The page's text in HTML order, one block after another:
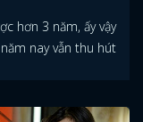
hơn 3 năm, ấy vậy
nay vẫn thu hút